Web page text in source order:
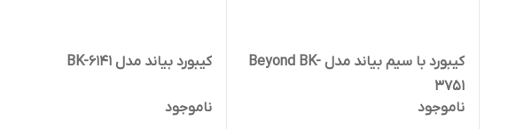
کیبورد با سیم بیاند مدل Beyond BK-
3751
ناموجود
کیبورد بیاند مدل BK-6141
ناموجود